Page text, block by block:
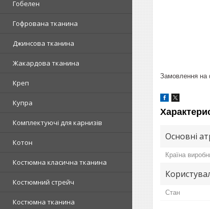
Гобелен
Гофрована тканина
Джинсова тканина
Жакардова тканина
Креп
Купра
Комплектуючі для карнизів
Котон
Костюмна класична тканина
Костюмний стрейч
Костюмна тканина
Замовлення на
Основні
Країна
Стан